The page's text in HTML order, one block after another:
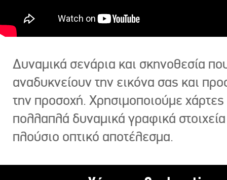
Δυναμικά σενάρια και σκηνοθεσία
αναδυκνείουν την εικόνα σας και
την προσοχή. Χρησιμοποιούμε χάρτες
πολλαπλά δυναμικά γραφικά στοιχεία
πλούσιο οπτικό αποτέλεσμα.